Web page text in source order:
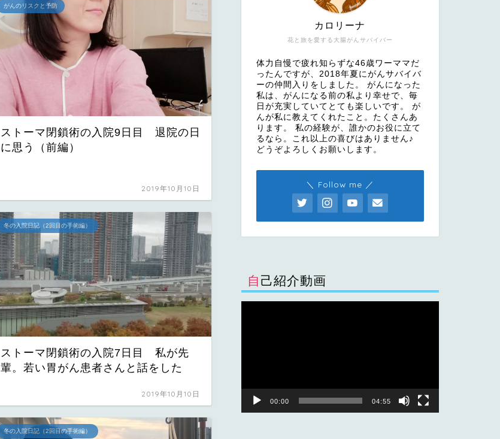
がんのリスクと予防
ストーマ閉鎖術の入院9日目 退院の日
に思う（前編）
2019年10月10日
冬の入院日記（2回目の手術編）
ストーマ閉鎖術の入院7日目 私が先
輩。若い胃がん患者さんと話をした
2019年10月10日
冬の入院日記（2回目の手術編）
花と旅を愛する大腸がんサバイバー
カロリーナ
体力自慢で疲れ知らずな46歳ワーママだ
ったんですが、2018年夏にがんサバイバ
ーの仲間入りをしました。 がんになった
私は、がんになる前の私より幸せで、毎
日が充実していてとても楽しいです。 が
んが私に教えてくれたこと。たくさんあ
ります。 私の経験が、誰かのお役に立て
るなら。これ以上の喜びはありません♪
どうぞよろしくお願いします。
＼ Follow me ／
自己紹介動画
00:00 04:55